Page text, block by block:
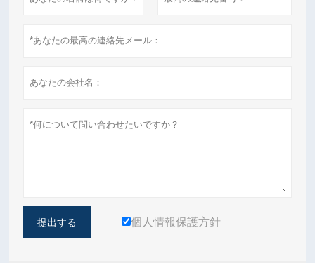
提出する 個人情報保護方針